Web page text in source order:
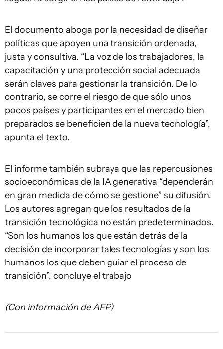
El documento aboga por la necesidad de diseñar
políticas que apoyen una transición ordenada,
justa y consultiva. “La voz de los trabajadores, la
capacitación y una protección social adecuada
serán claves para gestionar la transición. De lo
contrario, se corre el riesgo de que sólo unos
pocos países y participantes en el mercado bien
preparados se beneficien de la nueva tecnología”,
apunta el texto.
El informe también subraya que las repercusiones
socioeconómicas de la IA generativa “dependerán
en gran medida de cómo se gestione” su difusión.
Los autores agregan que los resultados de la
transición tecnológica no están predeterminados.
“Son los humanos los que están detrás de la
decisión de incorporar tales tecnologías y son los
humanos los que deben guiar el proceso de
transición”, concluye el trabajo
(Con información de AFP)